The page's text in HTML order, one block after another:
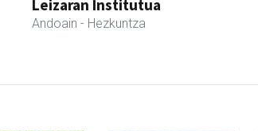
Leizaran Institutua
Andoain - Hezkuntza